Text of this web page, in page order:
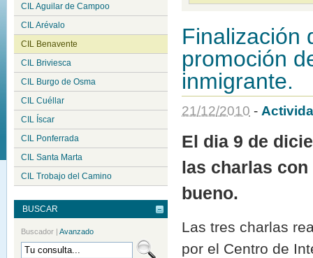
CIL Aguilar de Campoo
CIL Arévalo
CIL Benavente
CIL Briviesca
CIL Burgo de Osma
CIL Cuéllar
CIL Íscar
CIL Ponferrada
CIL Santa Marta
CIL Trobajo del Camino
BUSCAR
Buscador | Avanzado
Finalización
promoción
inmigrante.
21/12/2010 -
El dia 9 de
las charlas
bueno.
Las tres charlas
por el Centro de